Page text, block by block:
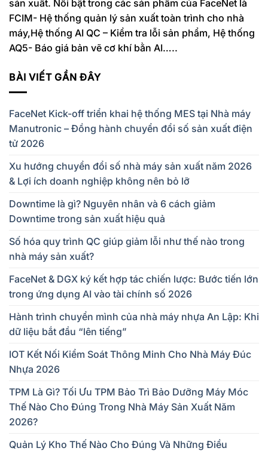
sản xuất. Nổi bật trong các sản phẩm của FaceNet là
FCIM- Hệ thống quản lý sản xuất toàn trình cho nhà
máy,Hệ thống AI QC – Kiểm tra lỗi sản phẩm, Hệ thống
AQ5- Báo giá bản vẽ cơ khí bằn AI…..
BÀI VIẾT GẦN ĐÂY
FaceNet Kick-off triển khai hệ thống MES tại Nhà máy
Manutronic – Đồng hành chuyển đổi số sản xuất điện
tử 2026
Xu hướng chuyển đổi số nhà máy sản xuất năm 2026
& Lợi ích doanh nghiệp không nên bỏ lỡ
Downtime là gì? Nguyên nhân và 6 cách giảm
Downtime trong sản xuất hiệu quả
Số hóa quy trình QC giúp giảm lỗi như thế nào trong
nhà máy sản xuất?
FaceNet & DGX ký kết hợp tác chiến lược: Bước tiến lớn
trong ứng dụng AI vào tài chính số 2026
Hành trình chuyển mình của nhà máy nhựa An Lập: Khi
dữ liệu bắt đầu “lên tiếng”
IOT Kết Nối Kiểm Soát Thông Minh Cho Nhà Máy Đúc
Nhựa 2026
TPM Là Gì? Tối Ưu TPM Bảo Trì Bảo Dưỡng Máy Móc
Thế Nào Cho Đúng Trong Nhà Máy Sản Xuất Năm
2026?
Quản Lý Kho Thế Nào Cho Đúng Và Những Điều